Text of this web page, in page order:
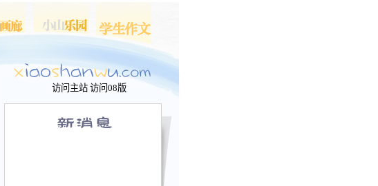
访问主站 访问08版